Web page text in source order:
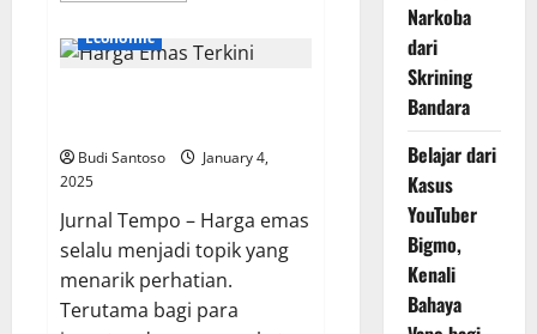
Pertimbangkan
Label
Economic
Budi Santoso
January 4,
2025
Jurnal Tempo – Harga emas
selalu menjadi topik yang
menarik perhatian.
Terutama bagi para
Narkoba
dari
Skrining
Bandara
Belajar dari
Kasus
YouTuber
Bigmo,
Kenali
Bahaya